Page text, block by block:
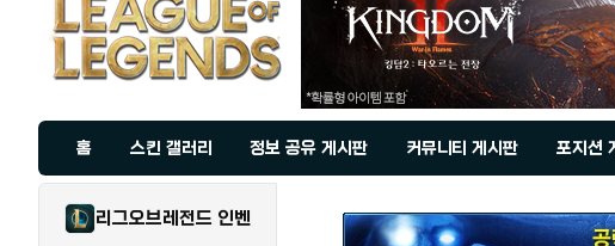
홈 스킨 갤러리 정보 공유 게시판 커뮤니티 게시판 포지션
리그오브레전드 인벤